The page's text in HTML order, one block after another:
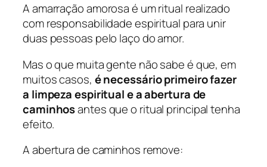
A amarração amorosa é um ritual realizado
com responsabilidade espiritual para unir
duas pessoas pelo laço do amor.
Mas o que muita gente não sabe é que, em
muitos casos, é necessário primeiro fazer
a limpeza espiritual e a abertura de
caminhosantes que o ritual principal tenha
efeito.
A abertura de caminhos remove: